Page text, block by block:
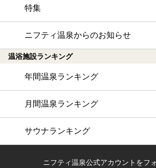
特集
ニフティ温泉からのお知らせ
温浴施設ランキング
年間温泉ランキング
月間温泉ランキング
サウナランキング
ニフティ温泉公式アカウントをフ